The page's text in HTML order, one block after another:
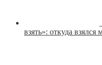
взять»: откуда взялся